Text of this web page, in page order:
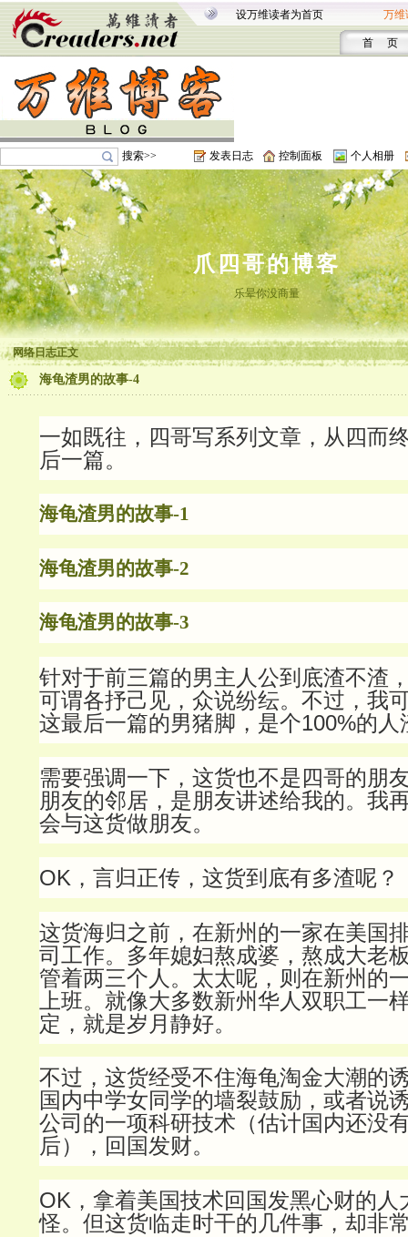
设万维读者为首页 万维
首 页
搜索>> 发表日志 控制面板 个人相册
爪四哥的博客
乐晕你没商量
网络日志正文
海龟渣男的故事-4
一如既往，四哥写系列文章，从四而
后一篇。
海龟渣男的故事-1
海龟渣男的故事-2
海龟渣男的故事-3
针对于前三篇的男主人公到底渣不渣
可谓各抒己见，众说纷纭。不过，我
这最后一篇的男猪脚，是个100%的人
需要强调一下，这货也不是四哥的朋
朋友的邻居，是朋友讲述给我的。我
会与这货做朋友。
OK，言归正传，这货到底有多渣呢？
这货海归之前，在新州的一家在美国
司工作。多年媳妇熬成婆，熬成大老
管着两三个人。太太呢，则在新州的
上班。就像大多数新州华人双职工一
定，就是岁月静好。
不过，这货经受不住海龟淘金大潮的
国内中学女同学的墙裂鼓励，或者说
公司的一项科研技术（估计国内还没
后），回国发财。
OK，拿着美国技术回国发黑心财的人
怪。但这货临走时干的几件事，却非